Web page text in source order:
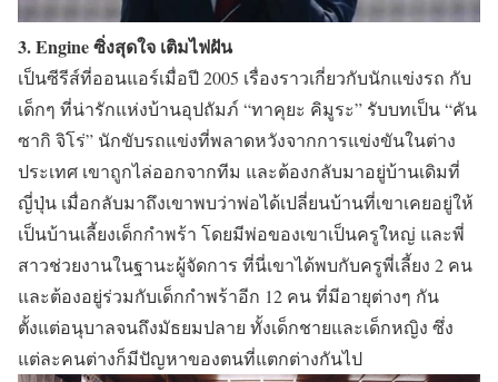
3. Engine ซิ่งสุดใจ เติมไฟฝัน
เป็นซีรีส์ที่ออนแอร์เมื่อปี 2005 เรื่องราวเกี่ยวกับนักแข่งรถ กับ
เด็กๆ ที่น่ารักแห่งบ้านอุปถัมภ์ “ทาคุยะ คิมูระ” รับบทเป็น“คัน
ซากิ จิโร่” นักขับรถแข่งที่พลาดหวังจากการแข่งขันในต่าง
ประเทศ เขาถูกไล่ออกจากทีม และต้องกลับมาอยู่บ้านเดิมที่
ญี่ปุ่น เมื่อกลับมาถึงเขาพบว่าพ่อได้เปลี่ยนบ้านที่เขาเคยอยู่ให้
เป็นบ้านเลี้ยงเด็กกำพร้า โดยมีพ่อของเขาเป็นครูใหญ่ และพี่
สาวช่วยงานในฐานะผู้จัดการ ที่นี่เขาได้พบกับครูพี่เลี้ยง 2 คน
และต้องอยู่ร่วมกับเด็กกำพร้าอีก 12 คน ที่มีอายุต่างๆ กัน
ตั้งแต่อนุบาลจนถึงมัธยมปลาย ทั้งเด็กชายและเด็กหญิง ซึ่ง
แต่ละคนต่างก็มีปัญหาของตนที่แตกต่างกันไป